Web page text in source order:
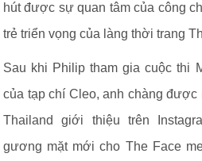
hút được sự quan tâm của công
trẻ triển vọng của làng thời trang
Sau khi Philip tham gia cuộc thi
của tạp chí Cleo, anh chàng được
Thailand giới thiệu trên
gương mặt mới cho The Face